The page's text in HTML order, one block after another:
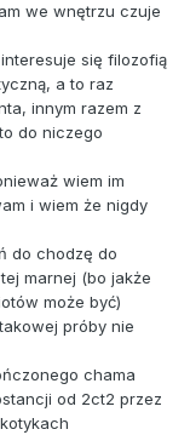
we wnętrzu czuje
się filozofią
a to raz
innym razem z
do niczego
wiem im
i wiem że nigdy
do chodzę do
marnej (bo jakże
może być)
próby nie
chama
od 2ct2 przez